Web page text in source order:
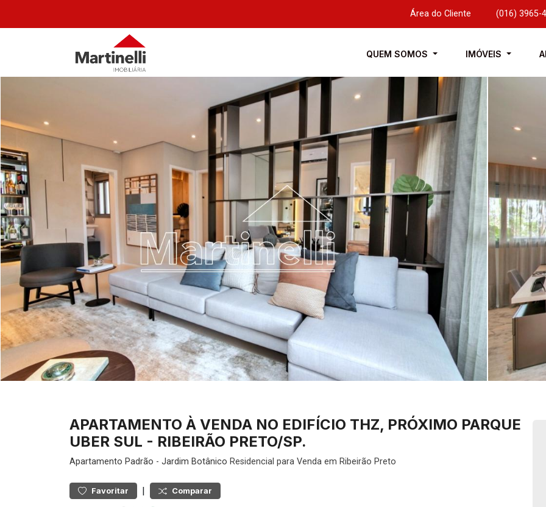
Área do Cliente (016) 3965-
QUEM SOMOS IMÓVEIS
APARTAMENTO À VENDA NO EDIFÍCIO THZ, PRÓXIMO PARQUE
UBER SUL - RIBEIRÃO PRETO/SP.
Apartamento Padrão - Jardim Botânico Residencial para Venda em Ribeirão Preto
Favoritar | Comparar